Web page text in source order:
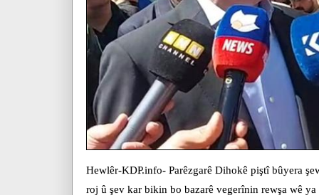
Hewlêr-KDP.info- Parêzgarê Dihokê piştî bûyera
roj û şev kar bikin bo bazarê vegerînin rewşa wê